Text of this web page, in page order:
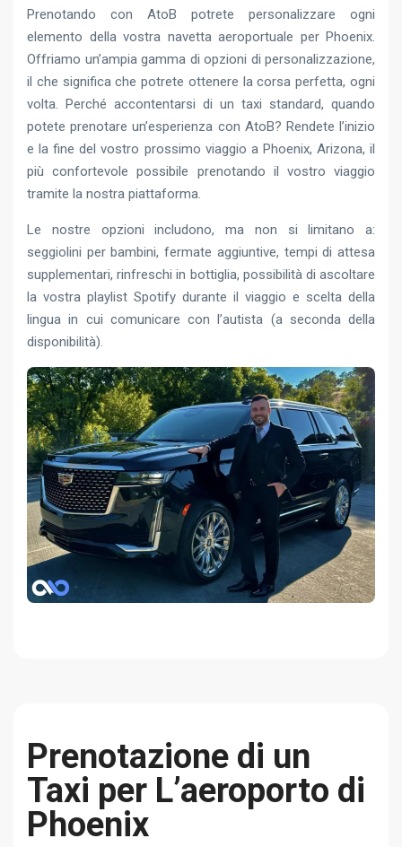
Prenotando con AtoB potrete personalizzare ogni
elemento della vostra navetta aeroportuale per Phoenix.
Offriamo un’ampia gamma di opzioni di personalizzazione,
il che significa che potrete ottenere la corsa perfetta, ogni
volta. Perché accontentarsi di un taxi standard, quando
potete prenotare un’esperienza con AtoB? Rendete l’inizio
e la fine del vostro prossimo viaggio a Phoenix, Arizona, il
più confortevole possibile prenotando il vostro viaggio
tramite la nostra piattaforma.
Le nostre opzioni includono, ma non si limitano a:
seggiolini per bambini, fermate aggiuntive, tempi di attesa
supplementari, rinfreschi in bottiglia, possibilità di ascoltare
la vostra playlist Spotify durante il viaggio e scelta della
lingua in cui comunicare con l’autista (a seconda della
disponibilità).
Prenotazione di un
Taxi per L’aeroporto di
Phoenix